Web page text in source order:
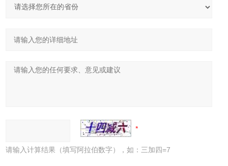
请输入计算结果（填写阿拉伯数字），如：三加四=7